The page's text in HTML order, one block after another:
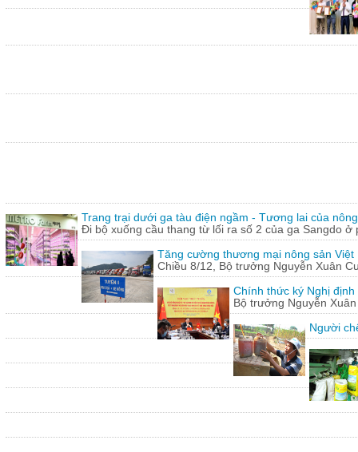
Trang trại dưới ga tàu điện ngầm - Tương lai của
Đi bộ xuống cầu thang từ lối ra số 2 của ga Sangdo ở
Tăng cường thương mại nông sản Việt
Chiều 8/12, Bộ trưởng Nguyễn Xuân
Chính thức ký Nghị
Bộ trưởng Nguyễn
Người